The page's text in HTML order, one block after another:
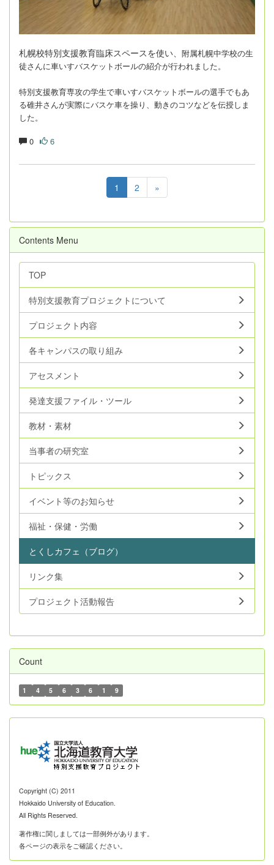
札幌校特別支援教育臨床スペースを使い、
附属札幌中学校の生
徒さんに車いすバスケットボールの紹介が行われました。
特別支援教育専攻の学生で車いすバスケットボールの選手でもあ
る碓井さんが実際にバスケ車を操り、動きのコツなどを伝授しま
した。
0 6
1 2 »
Contents Menu
TOP
特別支援教育プロジェクトについて
プロジェクト内容
各キャンパスの取り組み
アセスメント
発達支援ファイル・ツール
教材・素材
当事者の研究室
トピックス
イベント等のお知らせ
福祉・保健・労働
とくしカフェ（ブログ）
リンク集
プロジェクト活動報告
Count
1 4 5 6 3 6 1 9
Copyright (C) 2011
Hokkaido University of Education.
All Rights Reserved.
著作権に関しましては一部例外があります。
各ページの表示をご確認ください。